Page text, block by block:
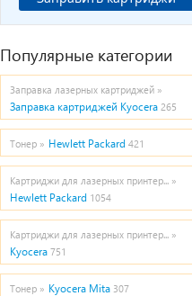
Популярные категории
Заправка лазерных картриджей »
Заправка картриджей Kyocera 265
Тонер » Hewlett Packard 421
Картриджи для лазерных принтер... »
Hewlett Packard 1054
Картриджи для лазерных принтер... »
Kyocera 751
Тонер » Kyocera Mita 307